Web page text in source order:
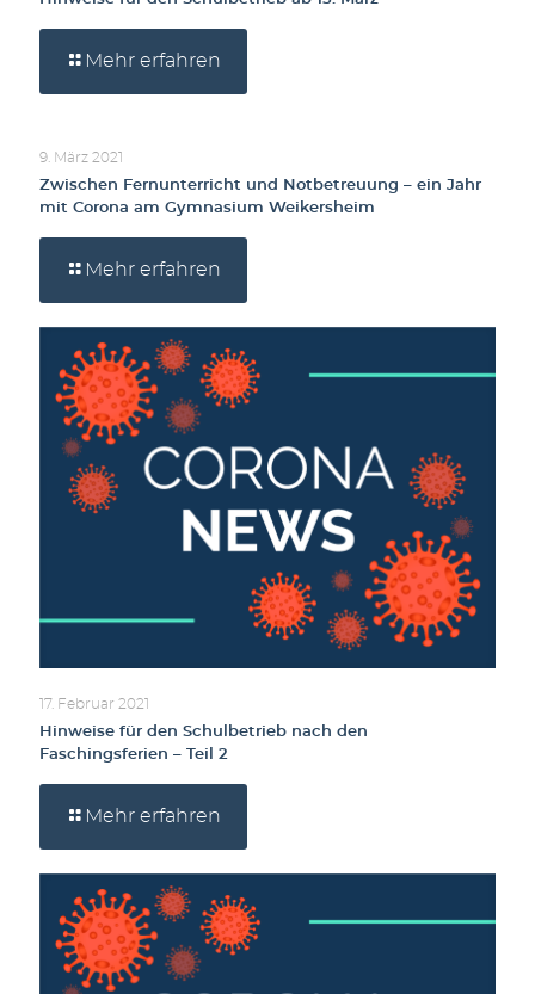
Mehr erfahren
9. März 2021
Zwischen Fernunterricht und Notbetreuung – ein Jahr
mit Corona am Gymnasium Weikersheim
Mehr erfahren
17. Februar 2021
Hinweise für den Schulbetrieb nach den
Faschingsferien – Teil 2
Mehr erfahren